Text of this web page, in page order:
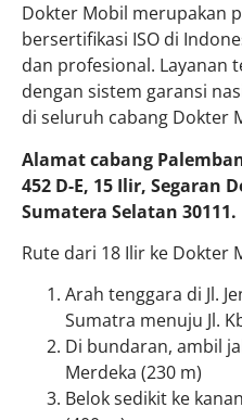
Dokter Mobil merupakan
bersertifikasi ISO di
dan profesional. Layanan
dengan sistem garansi
di seluruh cabang Dokter
Alamat cabang
452 D-E, 15 Ilir, Segaran
Sumatera Selatan 30111.
Rute dari 18 Ilir ke Dokter
Arah tenggara di Jl.
Sumatra menuju Jl.
Di bundaran, ambil
Merdeka (230 m)
Belok sedikit ke